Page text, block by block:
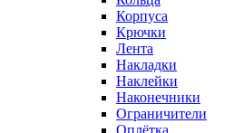
Корпуса
Крючки
Лента
Накладки
Наклейки
Наконечники
Ограничители
Оплётка